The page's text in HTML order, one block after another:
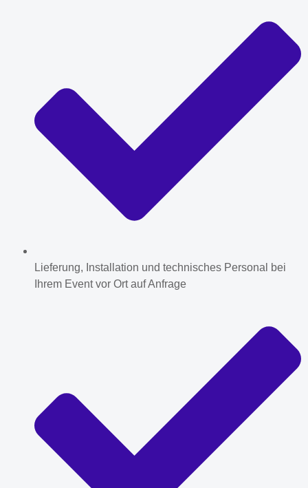
Lieferung, Installation und technisches Personal bei
Ihrem Event vor Ort auf Anfrage